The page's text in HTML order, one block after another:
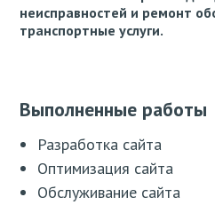
неисправностей и ремонт
транспортные услуги.
Выполненные работы
Разработка сайта
Оптимизация сайта
Обслуживание сайта